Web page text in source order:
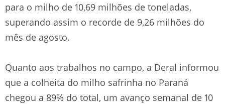
para o milho de 10,69 milhões de toneladas,
superando assim o recorde de 9,26 milhões do
mês de agosto.
Quanto aos trabalhos no campo, a Deral informou
que a colheita do milho safrinha no Paraná
chegou a 89% do total, um avanço semanal de 10